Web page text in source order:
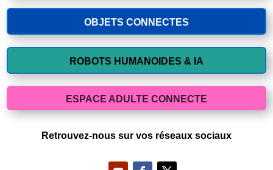
OBJETS CONNECTES
ROBOTS HUMANOIDES & IA
ESPACE ADULTE CONNECTE
Retrouvez-nous sur vos réseaux sociaux